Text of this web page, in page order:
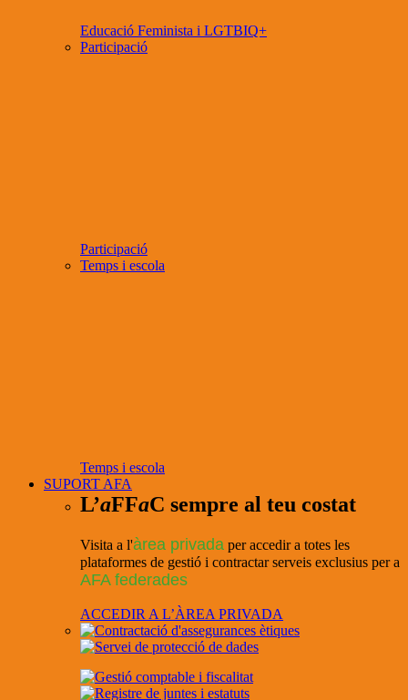
Educació Feminista i LGTBIQ+
Participació
Participació
Temps i escola
Temps i escola
SUPORT AFA
L’aFFaC sempre al teu costat
Visita a l'àrea privada per accedir a totes les
plataformes de gestió i contractar serveis exclusius per a
AFA federades
ACCEDIR A L’ÀREA PRIVADA